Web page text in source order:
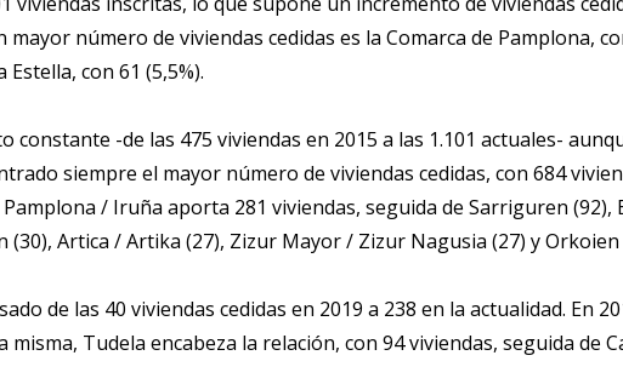
número de viviendas cedidas es la Comarca de Pamplona,
con 61 (5,5%).
-de las 475 viviendas en 2015 a las 1.101 actuales-
siempre el mayor número de viviendas cedidas, con 684
/ Iruña aporta 281 viviendas, seguida de Sarriguren (92),
Artica / Artika (27), Zizur Mayor / Zizur Nagusia (27) y Orkoien
de las 40 viviendas cedidas en 2019 a 238 en la actualidad. En
Tudela encabeza la relación, con 94 viviendas, seguida de